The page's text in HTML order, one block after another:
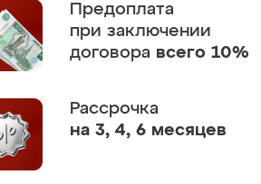
Предоплата
при заключении
договора всего 10%
Рассрочка
на 3, 4, 6 месяцев